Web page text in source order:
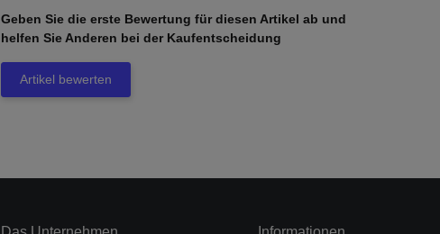
Geben Sie die erste Bewertung für diesen Artikel ab und
helfen Sie Anderen bei der Kaufentscheidung
Artikel bewerten